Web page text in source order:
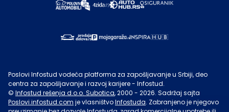
Poslovi Infostud vodeća platforma za zapošljavanje u Srbiji, deo
centra za zapošljavanje i razvoj karijere - Infostud.
© Infostud rešenja d.o.o. Subotica, 2000 - 2026. Sadržaj sajta
Poslovi.infostud.com je vlasništvoInfostuda. Zabranjeno je njegovo